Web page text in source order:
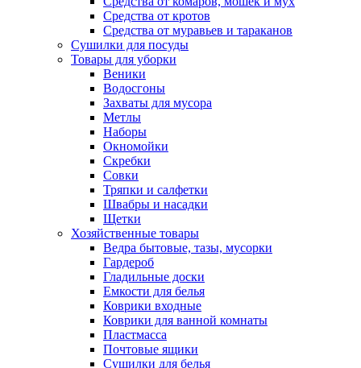
Средства от кротов
Средства от муравьев и тараканов
Сушилки для посуды
Товары для уборки
Веники
Водосгоны
Захваты для мусора
Метлы
Наборы
Окномойки
Скребки
Совки
Тряпки и салфетки
Швабры и насадки
Щетки
Хозяйственные товары
Ведра бытовые, тазы, мусорки
Гардероб
Гладильные доски
Емкости для белья
Коврики входные
Коврики для ванной комнаты
Пластмасса
Почтовые ящики
Сушилки для белья